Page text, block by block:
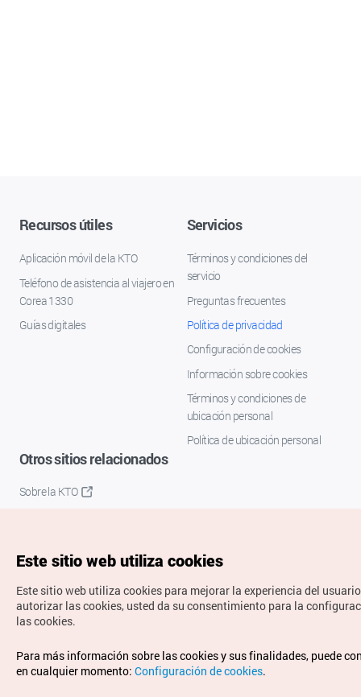
Recursos útiles
Aplicación móvil de la KTO
Teléfono de asistencia al viajero en
Corea 1330
Guías digitales
Servicios
Términos y condiciones del
servicio
Preguntas frecuentes
Política de privacidad
Configuración de cookies
Información sobre cookies
Términos y condiciones de
ubicación personal
Política de ubicación personal
Otros sitios relacionados
Sobre la KTO
Copyrights © Organización de Turismo de Corea. Todos los
derechos reservados.
Para informes de errores y cuestiones relacionadas con el
Este sitio web utiliza cookies
Este sitio web utiliza cookies para mejorar la experiencia del
autorizar las cookies, usted da su consentimiento para la
las cookies.
Para más información sobre las cookies y sus finalidades, puede
en cualquier momento: Configuración de cookies.